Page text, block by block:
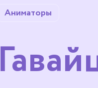
Аниматоры